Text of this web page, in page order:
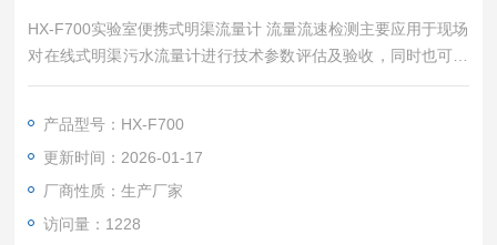
HX-F700实验室便携式明渠流量计 流量流速检测主要应用于现场
对在线式明渠污水流量计进行技术参数评估及验收，同时也可扩
展应用于企业对明渠污水排放的流量测量等。
产品型号：HX-F700
更新时间：2026-01-17
厂商性质：生产厂家
访问量：1228